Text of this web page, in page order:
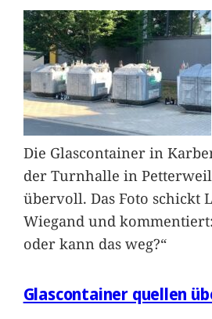
Die Glascontainer in
der Turnhalle in
übervoll. Das Foto schickt
Wiegand und
oder kann das weg?“
Glascontainer quellen